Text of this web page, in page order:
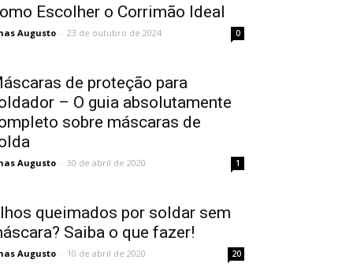
Escolher o Corrimão Ideal
Augusto - 23 de outubro de 2024 0
de proteção para
– O guia absolutamente
sobre máscaras de
Augusto - 30 de abril de 2020 1
queimados por soldar sem
Saiba o que fazer!
Augusto - 10 de abril de 2020 20